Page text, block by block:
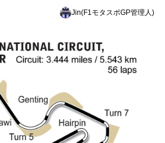
Jin(F1モタスポGP管理人)